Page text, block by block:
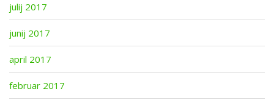
julij 2017
junij 2017
april 2017
februar 2017